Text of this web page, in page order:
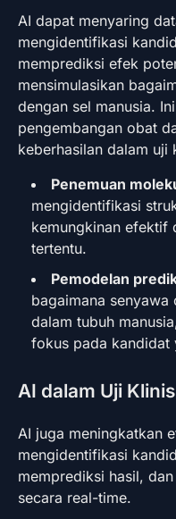
AI dapat menyaring
mengidentifikasi
memprediksi efek
mensimulasikan
dengan sel manusia.
pengembangan obat
keberhasilan dalam uji
Penemuan
mengidentifikasi
kemungkinan efektif
tertentu.
Pemodelan
bagaimana
dalam tubuh
fokus pada kandidat
AI dalam Uji Klinis
AI juga meningkatkan
mengidentifikasi
memprediksi hasil,
secara real-time.